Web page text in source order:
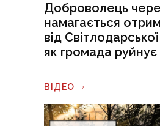
Доброволець
намагається
від
як громада
ВІДЕО